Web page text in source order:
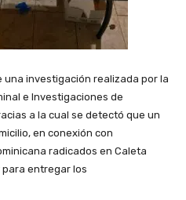
una investigación realizada por la
e Investigaciones de
a la cual se detectó que un
en conexión con
radicados en Caleta
para entregar los